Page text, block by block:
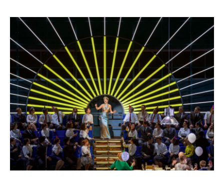
Glaube an den
behindert unsere Wünsche, wenn
diese jener unergründlichen Kraft, von der alles ausgeht,
den Vorrang streitig machen.
Macbeth
ist die Geschichte eines Paares, dem die Natur
oder das Schicksal Nachkommen verweigert. Während
Macbeth unablässig den Tod bringt, bleibt es ihm verwehrt,
Leben zu schenken. Und kein Leben zu schenken bedeutet
in diesem Fall, sich seines eigenen nahenden Todes
bewusst zu werden. Auf dem Weg in den Untergang, in den
Wahn, dem das Paar nach und nach anheimfällt, schweißt
die geteilte Einsamkeit zusammen, bevor sie trennt — bevor
jeder der beiden allein stirbt, mit Blutflecken in der Seele
oder von einem wandelnden Wald bedrängt. Doch zuvor
schließen sie einen Pakt der Liebe und des Hasses, der sie
dank Shakespeare und Verdi zu einem der faszinierendsten